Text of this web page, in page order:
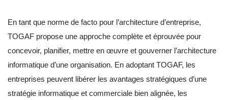
En tant que norme de facto pour l’architecture d’entreprise,
TOGAF propose une approche complète et éprouvée pour
concevoir, planifier, mettre en œuvre et gouverner l’architecture
informatique d’une organisation. En adoptant TOGAF, les
entreprises peuvent libérer les avantages stratégiques d’une
stratégie informatique et commerciale bien alignée, les